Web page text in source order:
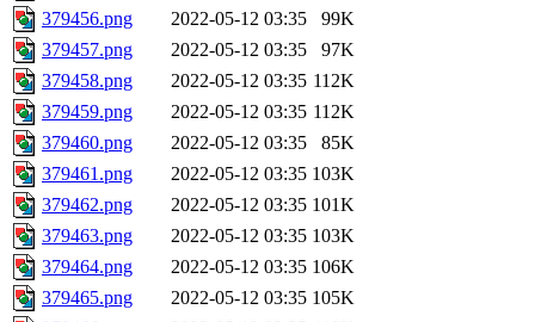
379456.png
2022-05-12 03:35
99K
379457.png
2022-05-12 03:35
97K
379458.png
2022-05-12 03:35 112K
379459.png
2022-05-12 03:35 112K
379460.png
2022-05-12 03:35
85K
379461.png
2022-05-12 03:35 103K
379462.png
2022-05-12 03:35 101K
379463.png
2022-05-12 03:35 103K
379464.png
2022-05-12 03:35 106K
379465.png
2022-05-12 03:35 105K